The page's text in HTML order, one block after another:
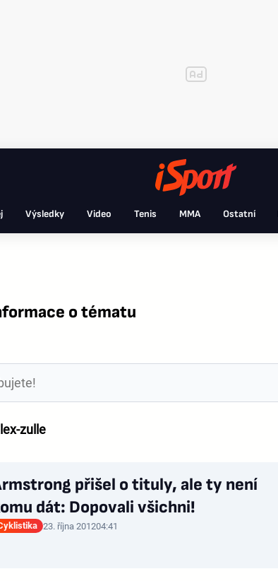
Výsledky Video Tenis MMA Ostatní
o tématu
zulle
přišel o tituly, ale ty není
dát: Dopovali všichni!
23. října 201204:41